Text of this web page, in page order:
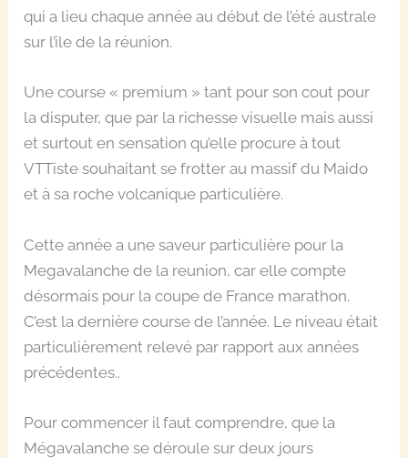
qui a lieu chaque année au début de l’été australe
sur l’ile de la réunion.
Une course « premium » tant pour son cout pour
la disputer, que par la richesse visuelle mais aussi
et surtout en sensation qu’elle procure à tout
VTTiste souhaitant se frotter au massif du Maido
et à sa roche volcanique particulière.
Cette année a une saveur particulière pour la
Megavalanche de la reunion, car elle compte
désormais pour la coupe de France marathon.
C’est la dernière course de l’année. Le niveau était
particulièrement relevé par rapport aux années
précédentes..
Pour commencer il faut comprendre, que la
Mégavalanche se déroule sur deux jours